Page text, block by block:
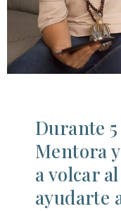
Durante
Mentora
a volcar
ayudarte